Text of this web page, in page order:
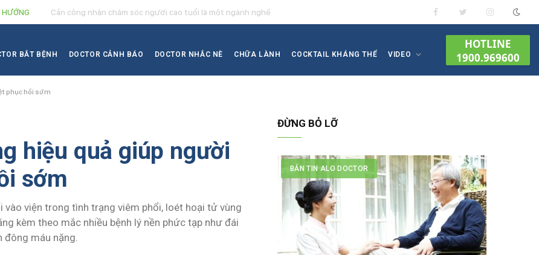
HƯỚNG Cần công nhận chăm sóc người cao tuổi là một ngành nghề
FacebookTwitterInstagram
BẮT BỆNH DOCTOR CẢNH BÁO DOCTOR NHẮC NÈ CHỮA LÀNH COCKTAIL KHÁNG THỂ VIDEO
HOTLINE
1900.969600
phục hồi sớm
hiệu quả giúp người
sớm
vào viện trong tình trạng viêm phổi, loét hoại tử vùng
kèm theo mắc nhiều bệnh lý nền phức tạp như đái
đông máu nặng.
ĐỪNG BỎ LỠ
BẢN TIN ALO DOCTOR